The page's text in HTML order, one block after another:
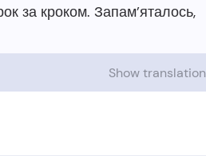
за кроком. Запам’яталось,
Show translation